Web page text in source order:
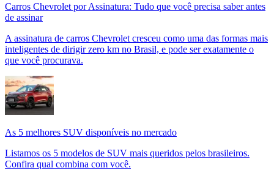
Carros Chevrolet por Assinatura: Tudo que você precisa saber antes
de assinar
A assinatura de carros Chevrolet cresceu como uma das formas mais
inteligentes de dirigir zero km no Brasil, e pode ser exatamente o
que você procurava.
As 5 melhores SUV disponíveis no mercado
Listamos os 5 modelos de SUV mais queridos pelos brasileiros.
Confira qual combina com você.